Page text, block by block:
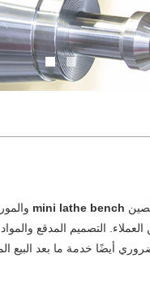
mini lathe bench
التصميم المدقع
أيضًا خدمة ما بعد البيع